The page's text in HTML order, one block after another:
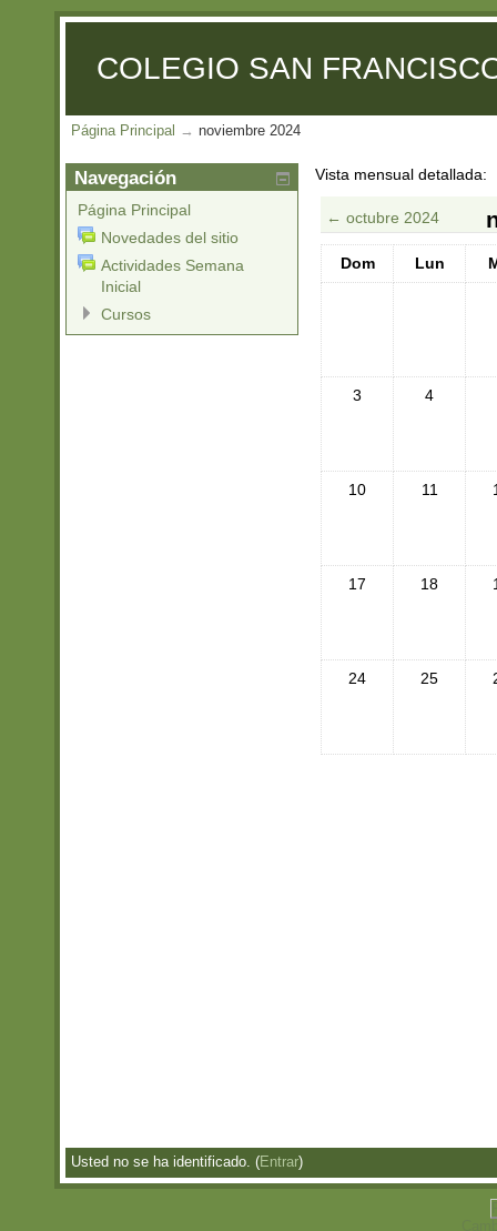
COLEGIO SAN
Página Principal → noviembre 2024
Vista mensual detallada:
← octubre 2024
Dom Lun
3 4
10 11
17 18
24 25
Navegación
Página Principal
Novedades del sitio
Actividades Semana
Inicial
Cursos
Usted no se ha identificado. (Entrar)